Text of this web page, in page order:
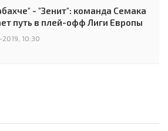
- "Зенит": команда Семака
путь в плей-офф Лиги Европы
2019, 10:30